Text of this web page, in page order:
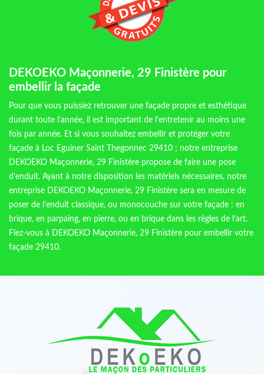
DEKOEKO Maçonnerie, 29 Finistère pour
embellir la façade
Pour que vous puissiez retrouver une façade propre et esthétique
durant toute l’année, il est important de l’entretenir au moins une
fois par année. Et si vous souhaitez embellir et protéger votre
façade à Loc Eguiner Saint Thegonnec 29410 ; notre entreprise
DEKOEKO Maçonnerie, 29 Finistère propose de faire une pose
d’enduit. Ayant à notre disposition les matériels nécessaires, notre
entreprise DEKOEKO Maçonnerie, 29 Finistère sera en mesure de
poser de l’enduit classique, ou monocouche sur votre façade : en
brique, en parpaing, en pierre, ou en brique dans les règles de l’art.
Fiez-vous à DEKOEKO Maçonnerie, 29 Finistère pour embellir votre
façade 29410.